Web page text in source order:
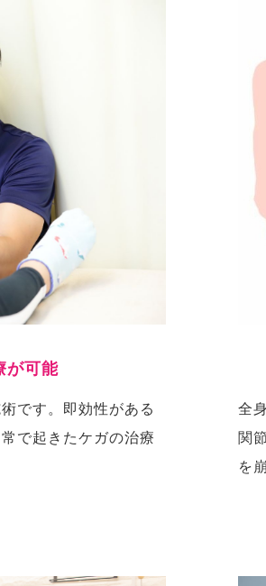
が可能
です。即効性がある
で起きたケガの治療
全
関
を